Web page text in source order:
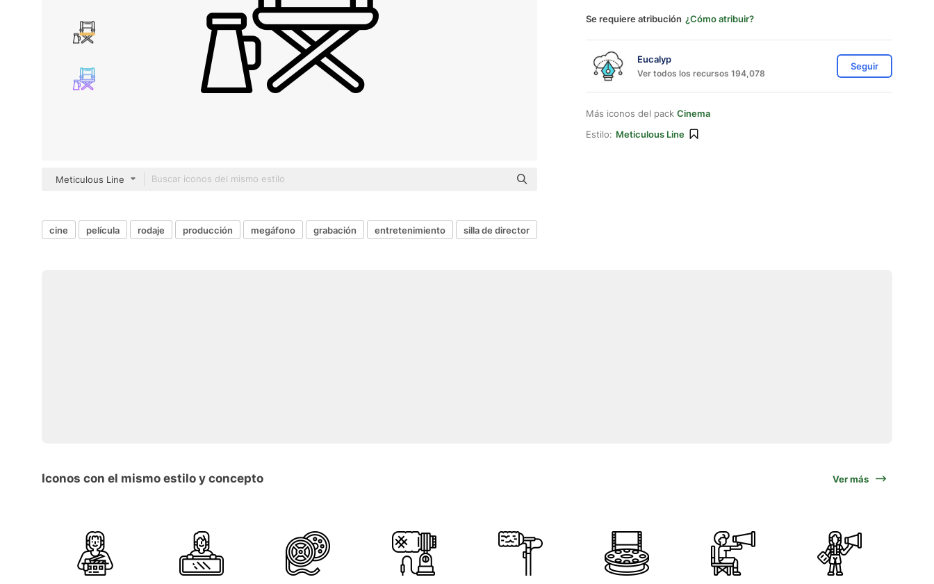
Meticulous Line
Se requiere atribución ¿Cómo atribuir?
Eucalyp
Ver todos los recursos 194,078
Seguir
Más iconos del pack Cinema
Estilo: Meticulous Line
cine película rodaje producción megáfono grabación entretenimiento silla de director
Iconos con el mismo estilo y concepto Ver más